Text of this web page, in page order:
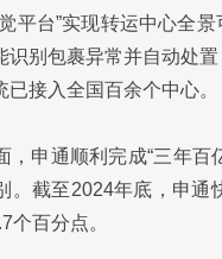
平台”实现转运中心全
识别包裹异常并自动处
接入全国百余个中心。
，申通顺利完成“三年
。截至2024年底，申
个百分点。